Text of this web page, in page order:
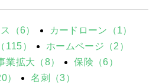
（6）
カードローン（1）
115）
ホームページ（2）
業拡大（8）
保険（6）
）
名刺（3）